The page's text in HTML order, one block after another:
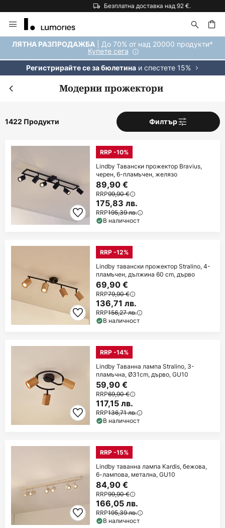
Безплатна доставка над 92 €.
Прескачане
към
съдържанието
ЛЯТНА РАЗПРОДАЖБА | До 70% от над 20000 продукти*
Купете сега
Регистрирайте се за бюлетинаи спестете 15%
Модерни прожектори
1422 Продукти Филтър
RRP -10%
Lindby Тавански прожектор Bravius,
черен, 6-пламъчен, желязо
89,90 €
RRP99,90 €
175,83 лв.
RRP195,39 лв.
В наличност
RRP -12%
Lindby тавански прожектор Stralino, 4-
пламъчен, дължина 60 cm, дърво
69,90 €
RRP79,90 €
136,71 лв.
RRP156,27 лв.
В наличност
RRP -14%
Lindby Таванна лампа Stralino, 3-
пламъчна, Ø31cm, дърво, GU10
59,90 €
RRP69,90 €
117,15 лв.
RRP136,71 лв.
В наличност
RRP -15%
Lindby таванна лампа Kardis, бежова,
6-лампова, метална, GU10
84,90 €
RRP99,90 €
166,05 лв.
RRP195,39 лв.
В наличност